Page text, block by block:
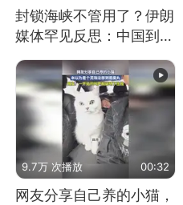
封锁海峡不管用了？伊朗
媒体罕见反思：中国到底
是不是在"拆台"
9.7万 次播放 00:32
网友分享自己养的小猫，